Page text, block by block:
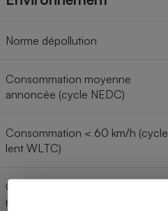
Norme dépollution
Consommation moyenne
annoncée (cycle NEDC)
Consommation < 60 km/h (cycle
lent WLTC)
Consommation < 80 km/h (cycle
moyen WLTC)